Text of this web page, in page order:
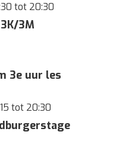
tot 20:30
3M
3e uur les
tot 20:30